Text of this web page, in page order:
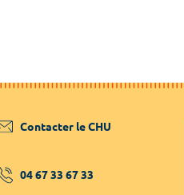
Contacter le CHU
04 67 33 67 33